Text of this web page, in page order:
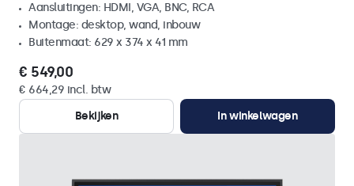
Aansluitingen: HDMI, VGA, BNC, RCA
Montage: desktop, wand, inbouw
Buitenmaat: 629 x 374 x 41 mm
€ 549,00
€ 664,29 incl. btw
Bekijken
In winkelwagen